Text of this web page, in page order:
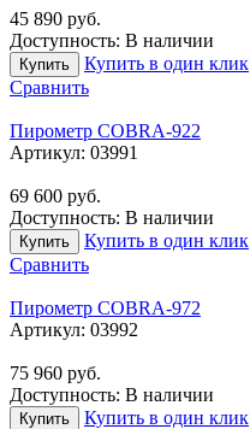
45 890 руб.
Доступность: В наличии
Купить
Купить в один клик
Сравнить
Пирометр COBRA-922
Артикул: 03991
69 600 руб.
Доступность: В наличии
Купить
Купить в один клик
Сравнить
Пирометр COBRA-972
Артикул: 03992
75 960 руб.
Доступность: В наличии
Купить
Купить в один клик